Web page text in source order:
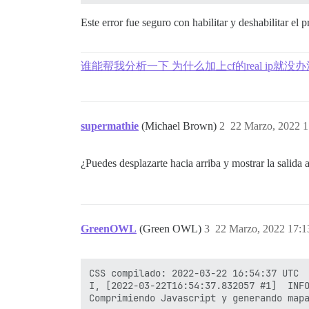
Este error fue seguro con habilitar y deshabilitar el
谁能帮我分析一下 为什么加上cf的real ip就没办
supermathie (Michael Brown) 22 Marzo, 2022
2
¿Puedes desplazarte hacia arriba y mostrar la
GreenOWL (Green OWL) 22 Marzo, 2022
3
CSS compilado: 2022-03-22 16:54:37 UTC
I, [2022-03-22T16:54:37.832057 #1]
Comprimiendo Javascript y generando